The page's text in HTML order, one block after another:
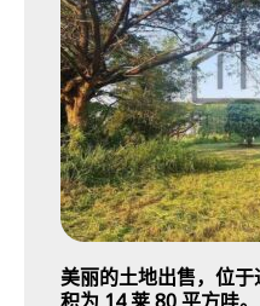
美丽的土地出售，位